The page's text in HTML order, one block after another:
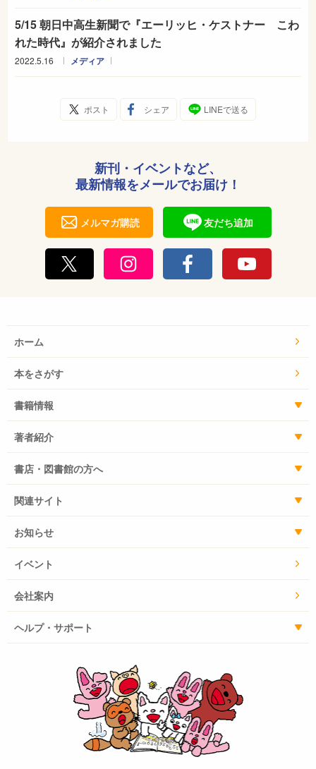
5/15 朝日中高生新聞で『エーリッヒ・ケストナー こわ
れた時代』が紹介されました
2022.5.16 メディア
ポスト シェア LINEで送る
新刊・イベントなど、
最新情報をメールでお届け！
メルマガ購読 友だち追加
ホーム
本をさがす
書籍情報
著者紹介
書店・図書館の方へ
関連サイト
お知らせ
イベント
会社案内
ヘルプ・サポート